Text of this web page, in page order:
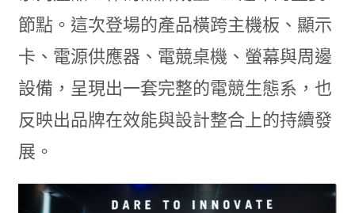
節點。這次登場的產品橫跨主機板、顯示
卡、電源供應器、電競桌機、螢幕與周邊
設備，呈現出一套完整的電競生態系，也
反映出品牌在效能與設計整合上的持續發
展。